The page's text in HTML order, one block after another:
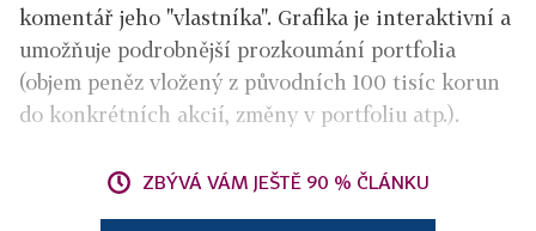
komentář jeho "vlastníka". Grafika je interaktivní a
umožňuje podrobnější prozkoumání portfolia
(objem peněz vložený z původních 100 tisíc korun
do konkrétních akcií, změny v portfoliu atp.).
ZBÝVÁ VÁM JEŠTĚ 90 % ČLÁNKU